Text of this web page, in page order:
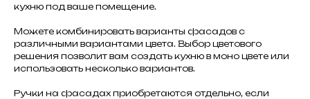
кухню под ваше помещение.
Можете комбинировать варианты фасадов с
различными вариантами цвета. Выбор цветового
решения позволит вам создать кухню в моно цвете или
использовать несколько вариантов.
Ручки на фасадах приобретаются отдельно, если